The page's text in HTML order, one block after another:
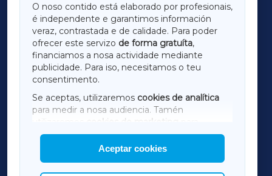
O noso contido está elaborado por profesionais,
é independente e garantimos información
veraz, contrastada e de calidade. Para poder
ofrecer este servizo de forma gratuíta,
financiamos a nosa actividade mediante
publicidade. Para iso, necesitamos o teu
consentimento.
Se aceptas, utilizaremos cookies de analítica
para medir a nosa audiencia. Tamén
utilizaremos
cookies de marketing
mostrar publicidade de terceiros.
Así mesmo, podes personalizar a elección das
cookies que desexas permitir.
Aceptar cookies
LUGOXA
TERRACHAXA
AMARIÑAXA
RIBEIRASACRAXA